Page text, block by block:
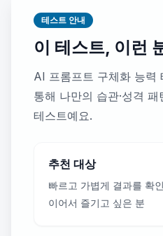
테스트 안내
이 테스트, 이런
AI 프롬프트 구체화 능력
통해 나만의 습관·성격
테스트예요.
추천 대상
빠르고 가볍게 결과를 확
이어서 즐기고 싶은 분